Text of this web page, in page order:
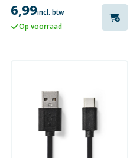
6,99incl. btw
Op voorraad